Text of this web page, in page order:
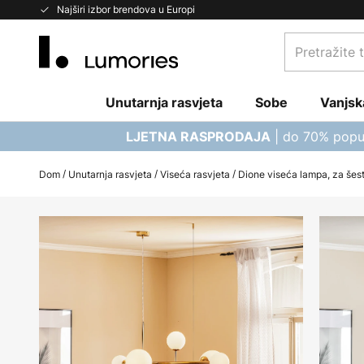
Najširi izbor brendova u Europi
Skip
Pretražite
trgovinu...
Unutarnja rasvjeta Sobe
LJETNA RASPRODAJA | do 70%
Dom Unutarnja rasvjeta Viseća rasvjeta Dione viseća lampa, za
Skip
to
of
the
images